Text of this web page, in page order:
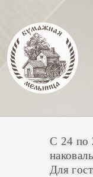
С 24 по
Для